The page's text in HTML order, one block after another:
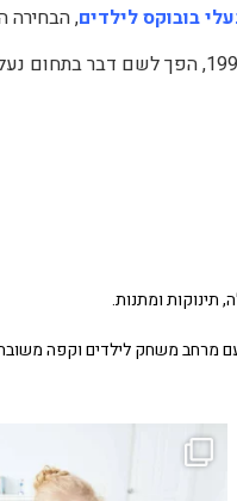
בובוקס לילדים, הבחירה
, המותג הניו זילנדי שהוקם בשנת
תינוקות ומתנות.
מרחב משחק לילדים וקפה